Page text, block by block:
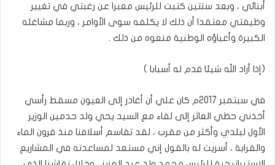
أبنائي ، وبعد سنتين كتبت للرئيس معبرا عن رغبتي في تغيير
وظيفتي معتقدا أن ذلك لا يكلفه سوى الأوامر ، وربما مشاغله
الكبيرة وأعباؤه الوطنية منعوه من ذلك .
(إذا أراد الله شيئا قدم له أسبابا )
في سبتمبر 2017م كان علي أن أغادر إلى العيون مسقط رأسي
أخذني حظي العاثر إلى لقاء مع السيد يحي ولد حدمين الوزير
الأول لبلدي وأكثر من مقرب ، لقد تقاسم أسلافنا منذ قرون الماء
والقرابة ، أسريت له بالقول إني مستعد لمساعدته في المشاريع